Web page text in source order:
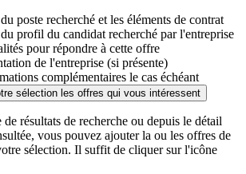
poste recherché et les éléments de contrat
profil du candidat recherché par l'entreprise
pour répondre à cette offre
de l'entreprise (si présente)
complémentaires le cas échéant
sélection les offres qui vous intéressent
résultats de recherche ou depuis le détail
vous pouvez ajouter la ou les offres de
sélection. Il suffit de cliquer sur l'icône